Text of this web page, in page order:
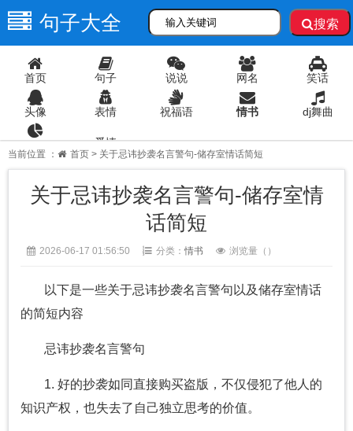
句子大全 搜索
首页 句子 说说 网名 笑话
头像 表情 祝福语 情书 dj舞曲
爱情
当前位置 ： 首页 > 关于忌讳抄袭名言警句-储存室情话简短
关于忌讳抄袭名言警句-储存室情
话简短
2026-06-17 01:56:50 分类： 情书 浏览量（ ）
以下是一些关于忌讳抄袭名言警句以及储存室情话
的简短内容
忌讳抄袭名言警句
1. 好的抄袭如同直接购买盗版，不仅侵犯了他人的
知识产权，也失去了自己独立思考的价值。